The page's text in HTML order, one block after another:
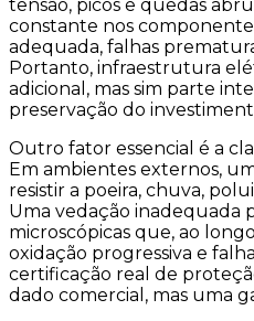
tensão, picos e quedas
constante nos
adequada, falhas
Portanto, infraestrutura
adicional, mas sim parte
preservação do
Outro fator essencial é a
Em ambientes externos,
resistir a poeira, chuva,
Uma vedação inadequada
microscópicas que, ao
oxidação progressiva e
certificação real de
dado comercial, mas uma